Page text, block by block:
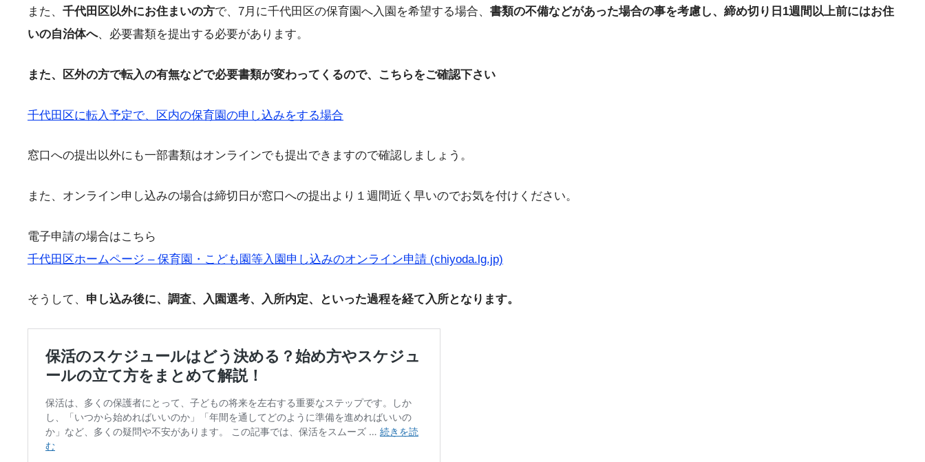
また、 千代田区以外にお住まいの方で、7月に千代田区の保育園へ入園を希望する場合、 書類の不備などがあった場合の事を考慮し、締め切り日1週間以上前にはお住
いの自治体へ、必要書類を提出する必要があります。
また、区外の方で転入の有無などで必要書類が変わってくるので、こちらをご確認下さい
千代田区に転入予定で、区内の保育園の申し込みをする場合
窓口への提出以外にも一部書類はオンラインでも提出できますので確認しましょう。
また、オンライン申し込みの場合は締切日が窓口への提出より１週間近く早いのでお気を付けください。
電子申請の場合はこちら
千代田区ホームページ – 保育園・こども園等入園申し込みのオンライン申請 (chiyoda.lg.jp)
そうして、 申し込み後に、調査、入園選考、入所内定、といった過程を経て入所となります。